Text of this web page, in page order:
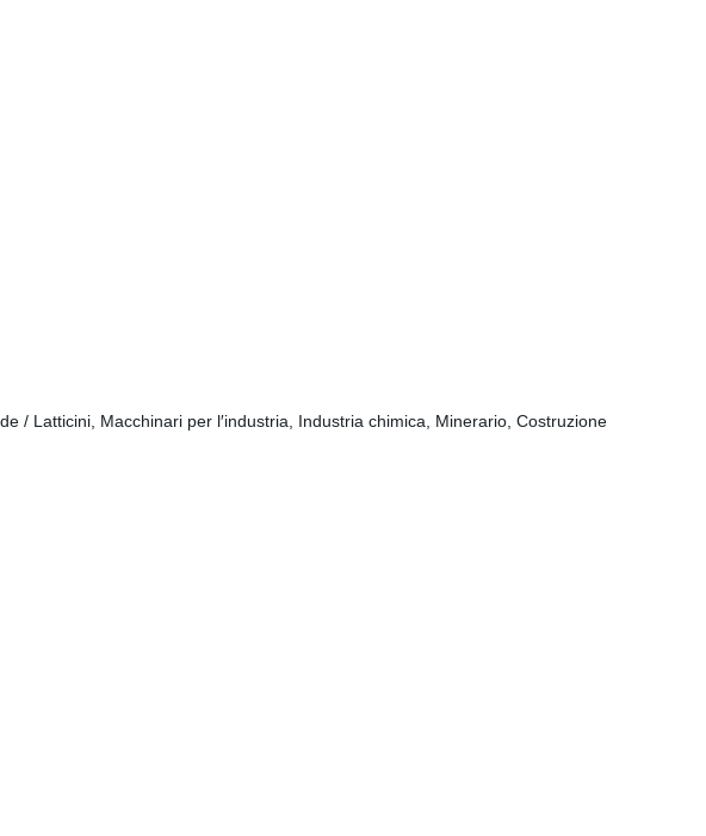
/ Latticini, Macchinari per l′industria, Industria chimica, Minerario, Costruzione